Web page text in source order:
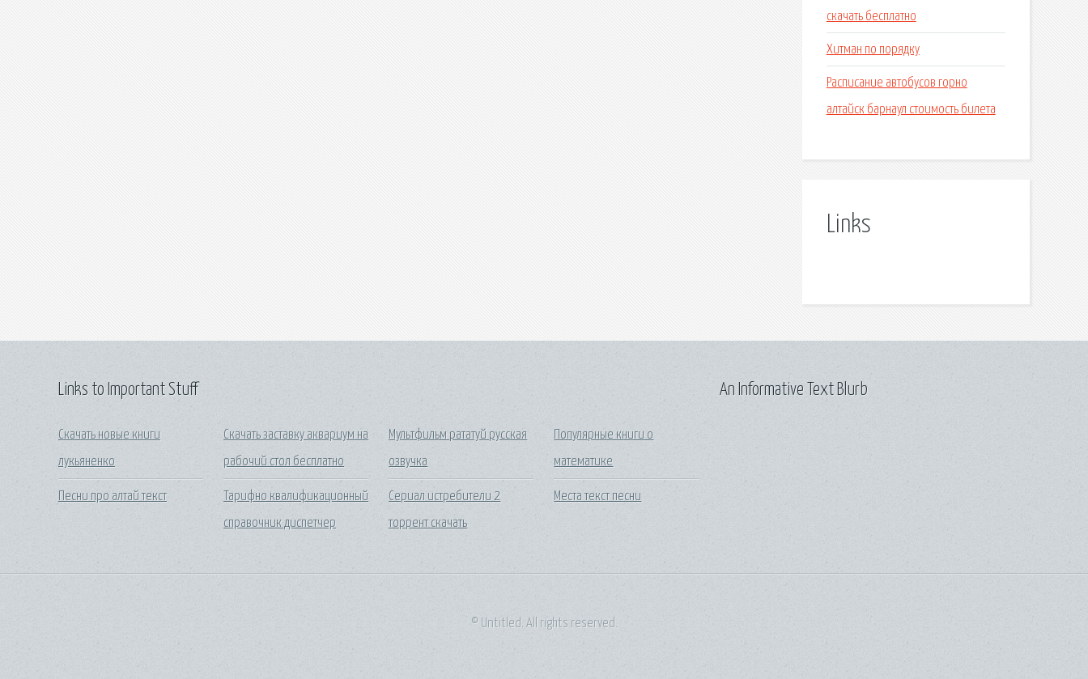
скачать бесплатно
Хитман по порядку
Расписание автобусов горно
алтайск барнаул стоимость билета
Links
Links to Important Stuff
Скачать новые книги
лукьяненко
Песни про алтай текст
Скачать заставку аквариум на
рабочий стол бесплатно
Тарифно квалификационный
справочник диспетчер
Мультфильм рататуй русская
озвучка
Сериал истребители 2
торрент скачать
Популярные книги о
математике
Места текст песни
An Informative Text Blurb
© Untitled. All rights reserved.